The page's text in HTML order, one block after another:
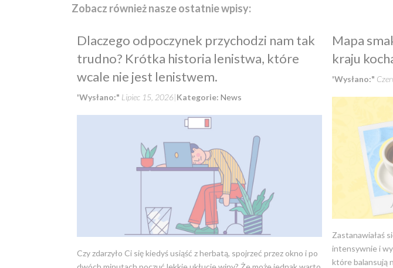
Zobacz również nasze ostatnie wpisy:
Dlaczego odpoczynek przychodzi nam tak
trudno? Krótka historia lenistwa, które
wcale nie jest lenistwem.
'Wysłano:" Lipiec 15, 2026 Kategorie: News
Czy zdarzyło Ci się kiedyś usiąść z herbatą, spojrzeć przez okno i po
Mapa
kraju
'Wysłano:"
Zastanawiałaś
intensywnie i
które balansują